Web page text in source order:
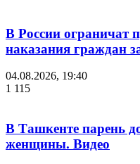
В России ограничат
наказания граждан
04.08.2026, 19:40
1 115
В Ташкенте парень
женщины. Видео